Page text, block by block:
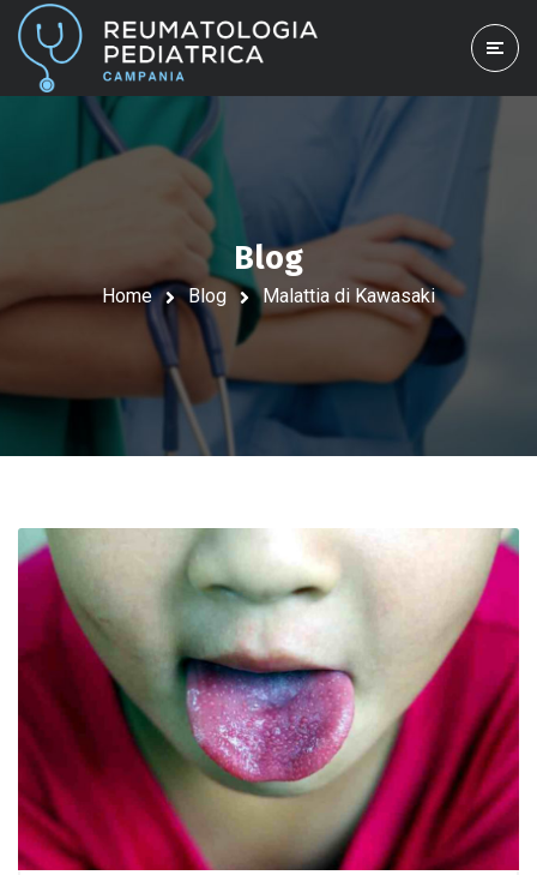
Blog
Home Blog Malattia di Kawasaki